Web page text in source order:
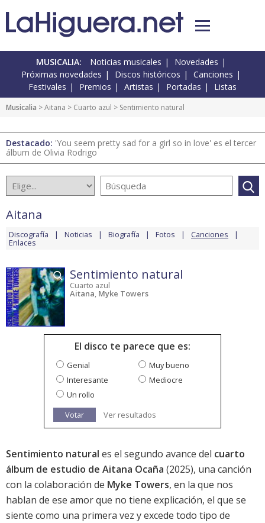
MUSICALIA: Noticias musicales
Novedades
Próximas novedades
Discos históricos
Canciones
Festivales
Premios Artistas Portadas Listas
Musicalia >Aitana > Cuarto azul > Sentimiento natural
Destacado: 'You seem pretty sad for a girl so in love' es el tercer
álbum de Olivia Rodrigo
Aitana
Discografía Noticias Biografía Fotos Canciones
Enlaces
Sentimiento natural
Cuarto azul
Aitana, Myke Towers
El disco te parece que es:
Genial
Muy bueno
Interesante
Mediocre
Un rollo
Votar
Ver resultados
Sentimiento natural es el segundo avance del cuarto
álbum de estudio de Aitana Ocaña (2025), una canción
con la colaboración de Myke Towers, en la que nos
hablan de ese amor que no tiene explicación, el que se
siente como una primera vez y excede todo tipo de